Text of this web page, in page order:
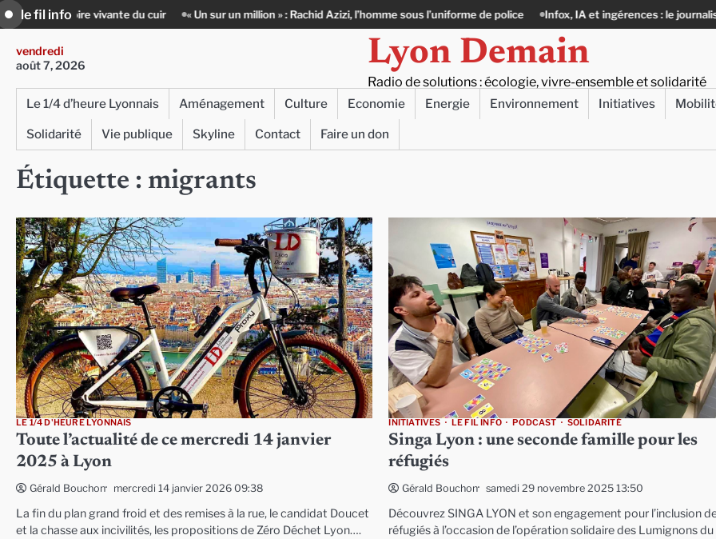
Skip
to
content
le fil info
« Un sur un million » : Rachid Azizi, l’homme sous l’uniforme de police Infox, IA et ingérences : le journalisme peut-il encore lutter ?
vendredi
août 7, 2026
Lyon Demain
Radio de solutions : écologie, vivre-ensemble et solidarité
Le 1/4 d’heure Lyonnais Aménagement Culture Economie Energie Environnement Initiatives
Solidarité
Vie publique Skyline Contact Faire un don
Étiquette : migrants
LE 1/4 D'HEURE LYONNAIS
Toute l’actualité de ce mercredi 14 janvier
2025 à Lyon
Gérald Bouchon mercredi 14 janvier 2026 09:38
La fin du plan grand froid et des remises à la rue, le candidat Doucet
et la chasse aux incivilités, les propositions de Zéro Déchet Lyon….
INITIATIVES LE FIL INFO PODCAST SOLIDARITÉ
Singa Lyon : une seconde famille pour les
réfugiés
Gérald Bouchon samedi 29 novembre 2025 13:50
Découvrez SINGA LYON et son engagement pour l’inclusion
réfugiés à l’occasion de l’opération solidaire des Lumignons du